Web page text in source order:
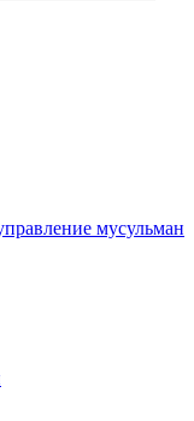
мусульман